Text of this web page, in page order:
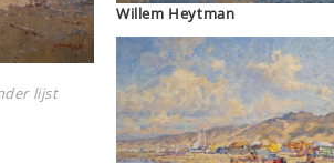
lijst
Willem Heytman